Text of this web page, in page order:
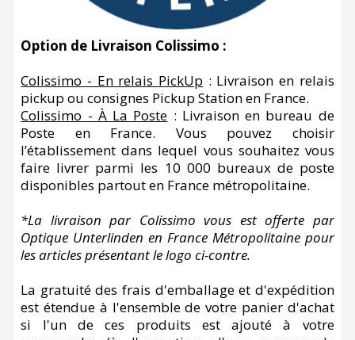
Option de Livraison Colissimo :
Colissimo - En relais PickUp : Livraison en relais
pickup ou consignes Pickup Station en France.
Colissimo - À La Poste : Livraison en bureau de
Poste en France. Vous pouvez choisir
l’établissement dans lequel vous souhaitez vous
faire livrer parmi les 10 000 bureaux de poste
disponibles partout en France métropolitaine.
*La livraison par Colissimo vous est offerte par
Optique Unterlinden en France Métropolitaine pour
les articles présentant le logo ci-contre.
La gratuité des frais d'emballage et d'expédition
est étendue à l'ensemble de votre panier d'achat
si l'un de ces produits est ajouté à votre